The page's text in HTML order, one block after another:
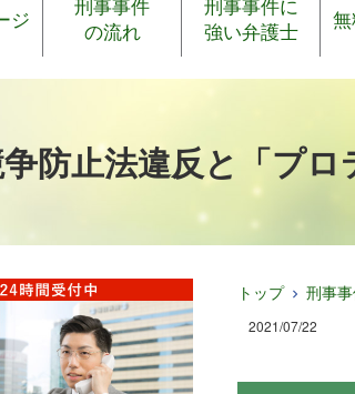
ジ
の流れ
強い弁護士
防止法違反と「プロ
トップ 刑事
2021/07/22